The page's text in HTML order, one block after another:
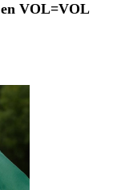
en VOL=VOL